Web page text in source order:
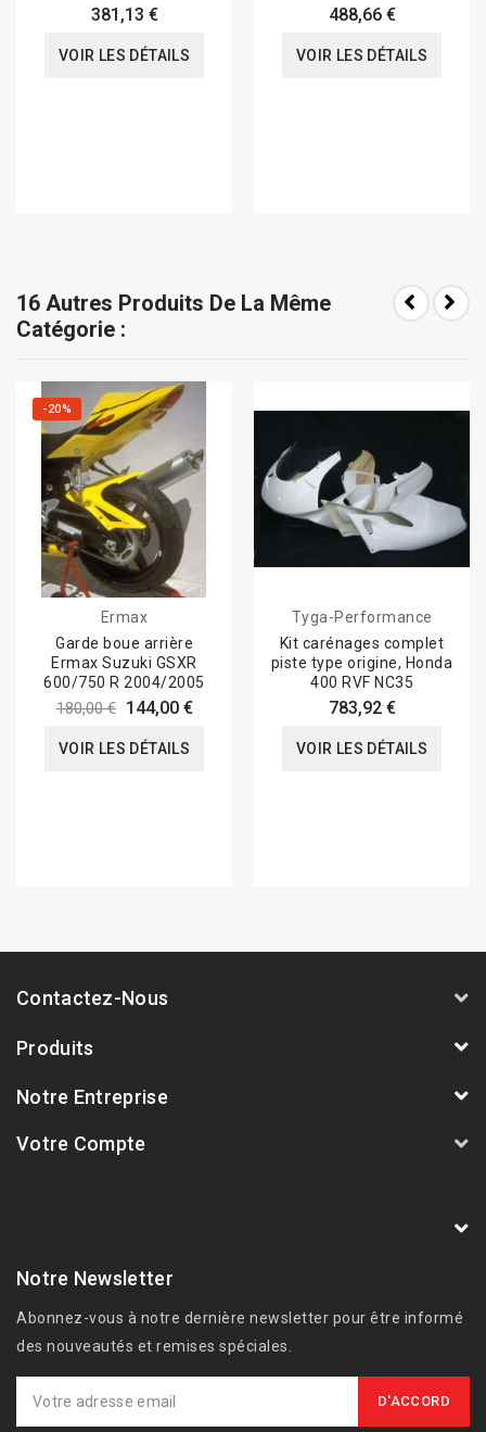
381,13 €
VOIR LES DÉTAILS
488,66 €
VOIR LES DÉTAILS
16 Autres Produits De La Même
Catégorie :
-20%
Ermax
Garde boue arrière
Ermax Suzuki GSXR
600/750 R 2004/2005
180,00 € 144,00 €
VOIR LES DÉTAILS
Tyga-Performance
Kit carénages complet
piste type origine, Honda
400 RVF NC35
783,92 €
VOIR LES DÉTAILS
Contactez-Nous
Produits
Notre Entreprise
Votre Compte
Notre Newsletter
Abonnez-vous à notre dernière newsletter pour être informé
des nouveautés et remises spéciales.